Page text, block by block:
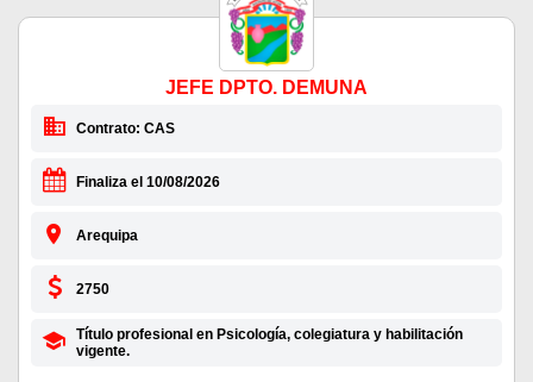
JEFE DPTO. DEMUNA
Contrato: CAS
Finaliza el 10/08/2026
Arequipa
2750
Título profesional en Psicología, colegiatura y habilitación
vigente.